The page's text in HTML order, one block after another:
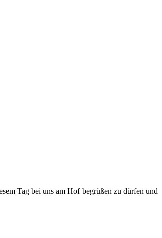
Tag bei uns am Hof begrüßen zu dürfen und